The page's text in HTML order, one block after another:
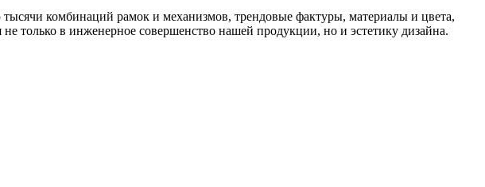
комбинаций рамок и механизмов, трендовые фактуры, материалы и цвета,
только в инженерное совершенство нашей продукции, но и эстетику дизайна.